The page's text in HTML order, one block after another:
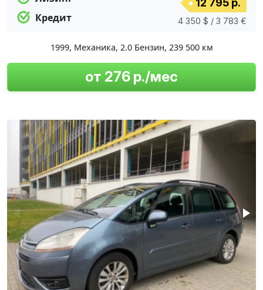
Кредит
4 350 $ / 3 783 €
1999, Механика, 2.0 Бензин, 239 500 км
от 276 р./мес